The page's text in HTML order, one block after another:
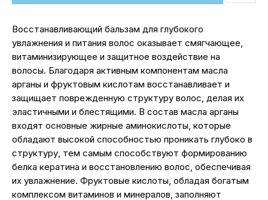
Восстанавливающий бальзам для глубокого
увлажнения и питания волос оказывает смягчающее,
витаминизирующее и защитное воздействие на
волосы. Благодаря активным компонентам масла
арганы и фруктовым кислотам восстанавливает и
защищает поврежденную структуру волос, делая их
эластичными и блестящими. В состав масла арганы
входят основные жирные аминокислоты, которые
обладают высокой способностью проникать глубоко в
структуру, тем самым способствуют формированию
белка кератина и восстановлению волос, обеспечивая
их увлажнение. Фруктовые кислоты, обладая богатым
комплексом витаминов и минералов, заполняют